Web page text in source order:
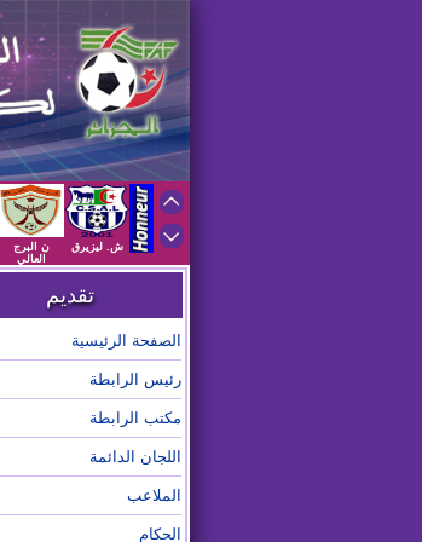
ش. ليزيرق
ن البرج
العالي
تقديم
الصفحة الرئيسية
رئيس الرابطة
مكتب الرابطة
اللجان الدائمة
الملاعب
الحكام